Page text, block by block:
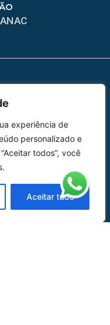
experiência de
personalizado e
todos”, você
Aceitar tudo
Peças
de Aplicações
de Mangueiras